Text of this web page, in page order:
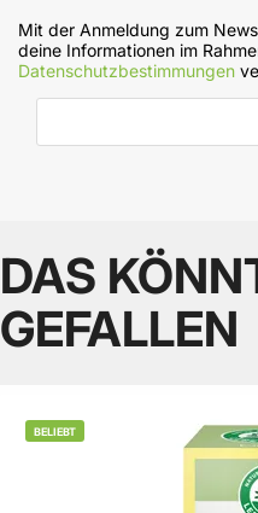
Mit der Anmeldung zum
deine Informationen im
Datenschutzbestimmungen
E-Mail-Adresse
DAS
GEFALLEN
BELIEBT